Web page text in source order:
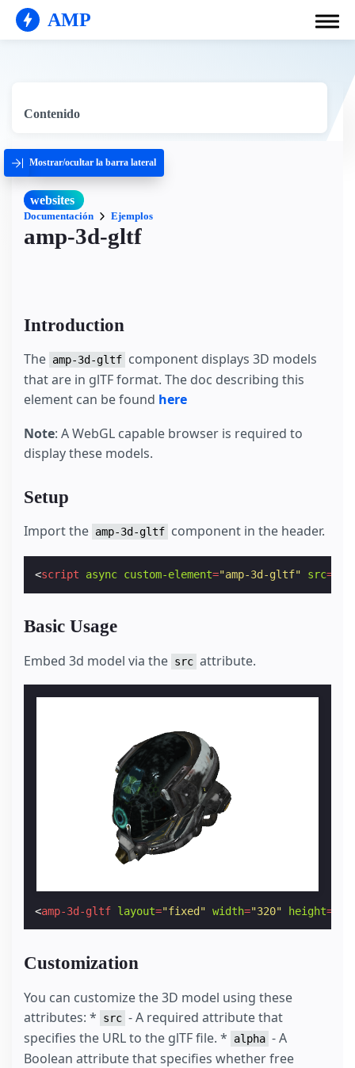
AMP
Contenido
Mostrar/ocultar la barra lateral
websites
Documentación Ejemplos
amp-3d-gltf
Introduction
The amp-3d-gltf component displays 3D models
that are in glTF format. The doc describing this
element can be found here
Note: A WebGL capable browser is required to
display these models.
Setup
Import the amp-3d-gltf component in the header.
<script async custom-element="amp-3d-gltf" src=
Basic Usage
Embed 3d model via the src attribute.
<amp-3d-gltf layout="fixed" width="320" height=
Customization
You can customize the 3D model using these
attributes: *
src - A required attribute that
specifies the URL to the glTF file. *
alpha - A
Boolean attribute that specifies whether free